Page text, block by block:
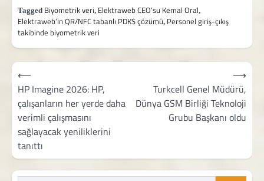
Tagged Biyometrik veri, Elektraweb CEO’su Kemal Oral,
Elektraweb’in QR/NFC tabanlı PDKS çözümü, Personel giriş-çıkış
takibinde biyometrik veri
Yazı
gezinmesi
⟵
HP Imagine 2026: HP,
çalışanların her yerde daha
verimli çalışmasını
sağlayacak yeniliklerini
tanıttı
Turkcell Genel Müdürü,
Dünya GSM Birliği Teknoloji
Grubu Başkanı oldu
⟶